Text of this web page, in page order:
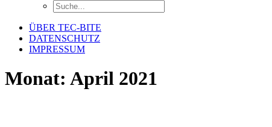
ÜBER TEC-BITE
DATENSCHUTZ
IMPRESSUM
Monat: April 2021